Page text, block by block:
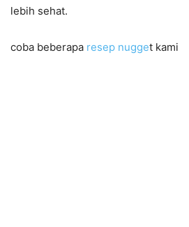
lebih sehat.
coba beberapa resep nugget kami